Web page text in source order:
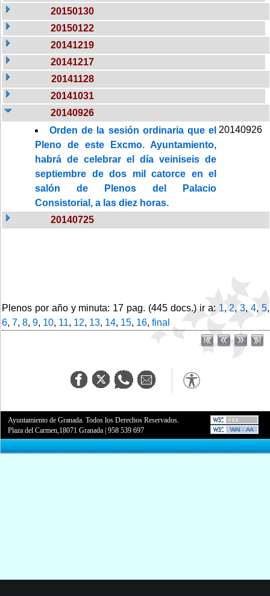
20150130
20150122
20141219
20141217
20141128
20141031
20140926
Orden de la sesión ordinaria que el
Pleno de este Excmo. Ayuntamiento,
habrá de celebrar el día veiniseis de
septiembre de dos mil catorce en el
salón de Plenos del Palacio
Consistorial, a las diez horas.
20140926
20140725
Plenos por año y minuta: 17 pag. (445 docs.) ir a: 1,2,3,4,5,
6, 7, 8, 9, 10, 11, 12, 13, 14, 15, 16, final
Ayuntamiento de Granada. Todos los Derechos Reservados.
Plaza del Carmen,18071 Granada |958 539 697